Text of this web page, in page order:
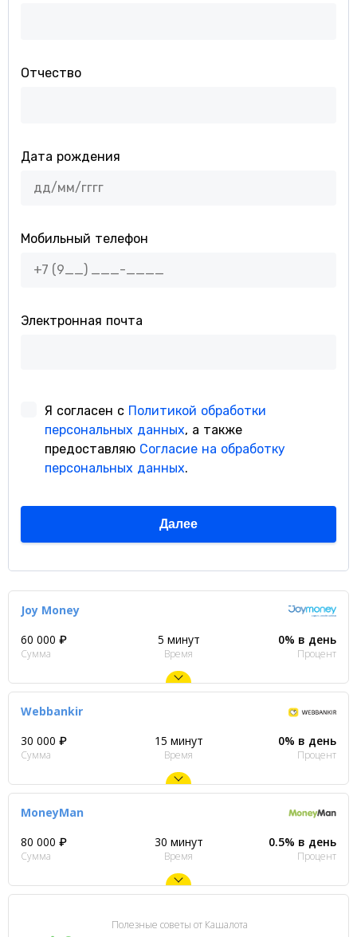
Joy Money
60 000 ₽
Сумма
5 минут
Время
0% в день
Процент
Webbankir
30 000 ₽
Сумма
15 минут
Время
0% в день
Процент
MoneyMan
80 000 ₽
Сумма
30 минут
Время
0.5% в день
Процент
Полезные советы от Кашалота